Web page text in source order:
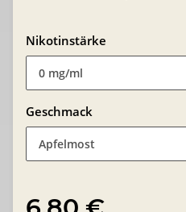
Nikotinstärke
0 mg/ml
Geschmack
Apfelmost